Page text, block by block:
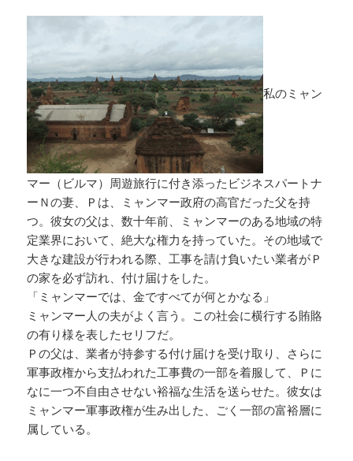
私のミャン
マー（ビルマ）周遊旅行に付き添ったビジネスパートナ
ーＮの妻、Ｐは、ミャンマー政府の高官だった父を持
つ。彼女の父は、数十年前、ミャンマーのある地域の特
定業界において、絶大な権力を持っていた。その地域で
大きな建設が行われる際、工事を請け負いたい業者がＰ
の家を必ず訪れ、付け届けをした。
「ミャンマーでは、金ですべてが何とかなる」
ミャンマー人の夫がよく言う。この社会に横行する賄賂
の有り様を表したセリフだ。
Ｐの父は、業者が持参する付け届けを受け取り、さらに
軍事政権から支払われた工事費の一部を着服して、Ｐに
なに一つ不自由させない裕福な生活を送らせた。彼女は
ミャンマー軍事政権が生み出した、ごく一部の富裕層に
属している。